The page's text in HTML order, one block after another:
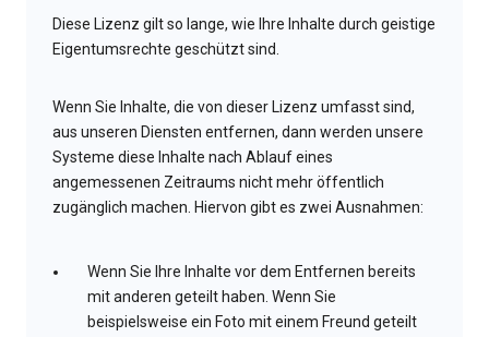
Diese Lizenz gilt so lange, wie Ihre Inhalte durch geistige
Eigentumsrechte geschützt sind.
Wenn Sie Inhalte, die von dieser Lizenz umfasst sind,
aus unseren Diensten entfernen, dann werden unsere
Systeme diese Inhalte nach Ablauf eines
angemessenen Zeitraums nicht mehr öffentlich
zugänglich machen. Hiervon gibt es zwei Ausnahmen:
Wenn Sie Ihre Inhalte vor dem Entfernen bereits
mit anderen geteilt haben. Wenn Sie
beispielsweise ein Foto mit einem Freund geteilt